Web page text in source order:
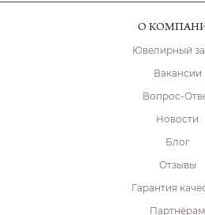
О
Ювелирный
Вакансии
Вопрос-
Новости
Блог
Отзывы
Гарантия
Партнёрам